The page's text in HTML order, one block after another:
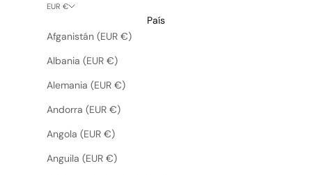
EUR €
País
Afganistán (EUR €)
Albania (EUR €)
Alemania (EUR €)
Andorra (EUR €)
Angola (EUR €)
Anguila (EUR €)